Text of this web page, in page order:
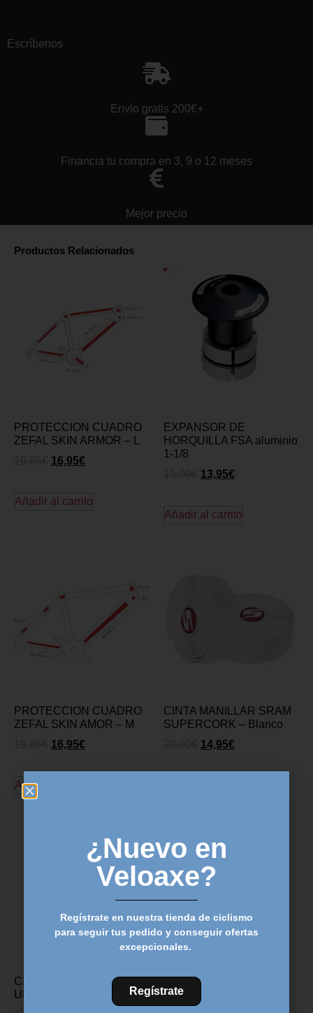
Escríbenos
Envío gratis 200€+
Financia tu compra en 3, 9 o 12 meses
Mejor precio
Productos Relacionados
PROTECCION CUADRO
ZEFAL SKIN ARMOR – L
16,95€
Añadir al carrito
EXPANSOR DE
HORQUILLA FSA aluminio
1-1/8
13,95€
Añadir al carrito
PROTECCION CUADRO
ZEFAL SKIN AMOR – M
16,95€
Añadir al carrito
CINTA MANILLAR SRAM
SUPERCORK – Blanco
14,95€
CINTA MANILLAR FSA
ULTRA CORK – Azul
¿Nuevo en
Veloaxe?
Regístrate en nuestra tienda de ciclismo
para seguir tus pedido y conseguir ofertas
excepcionales.
Regístrate